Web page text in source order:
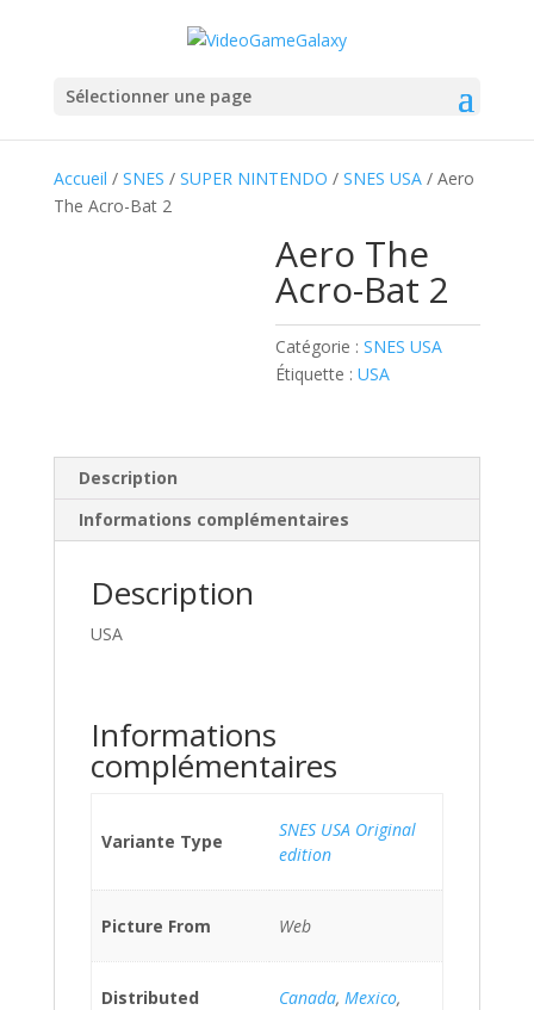
Sélectionner une page
Accueil / SNES / SUPER NINTENDO / SNES USA/ Aero
The Acro-Bat 2
Aero The
Acro-Bat 2
Catégorie :SNES USA
Étiquette :USA
Description
Informations complémentaires
Description
USA
Informations
complémentaires
Variante Type
SNES USA Original
edition
Picture From Web
Distributed
Canada, Mexico,